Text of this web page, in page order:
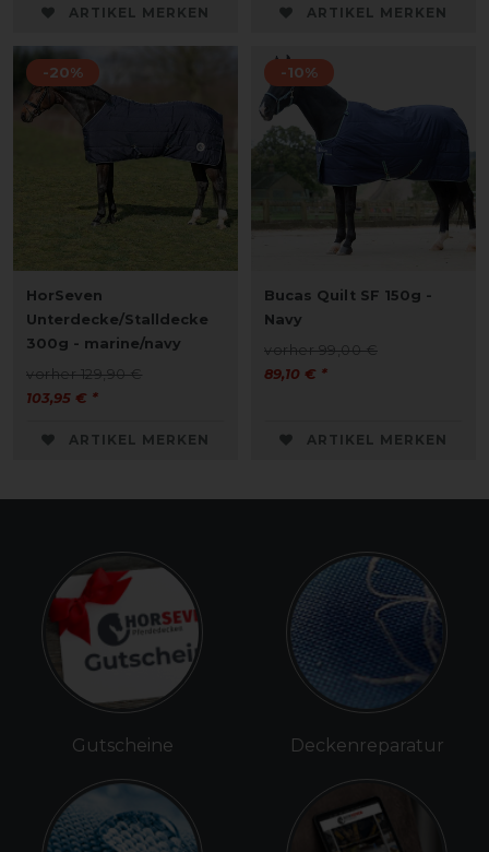
ARTIKEL MERKEN ARTIKEL MERKEN
-20%
HorSeven
Unterdecke/Stalldecke
300g - marine/navy
vorher 129,90 €
103,95 € *
ARTIKEL MERKEN
-10%
Bucas Quilt SF 150g -
Navy
vorher 99,00 €
89,10 € *
ARTIKEL MERKEN
Gutscheine Deckenreparatur